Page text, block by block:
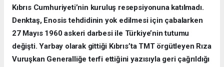
Kıbrıs Cumhuriyeti’nin kuruluş resepsiyonuna katılmadı.
Denktaş, Enosis tehdidinin yok edilmesi için çabalarken
27 Mayıs 1960 askeri darbesi ile Türkiye’nin tutumu
değişti. Yarbay olarak gittiği Kıbrıs’ta TMT örgütleyen Rıza
Vuruşkan Generalliğe terfi ettiğini yazısıyla geri çağrıldığı